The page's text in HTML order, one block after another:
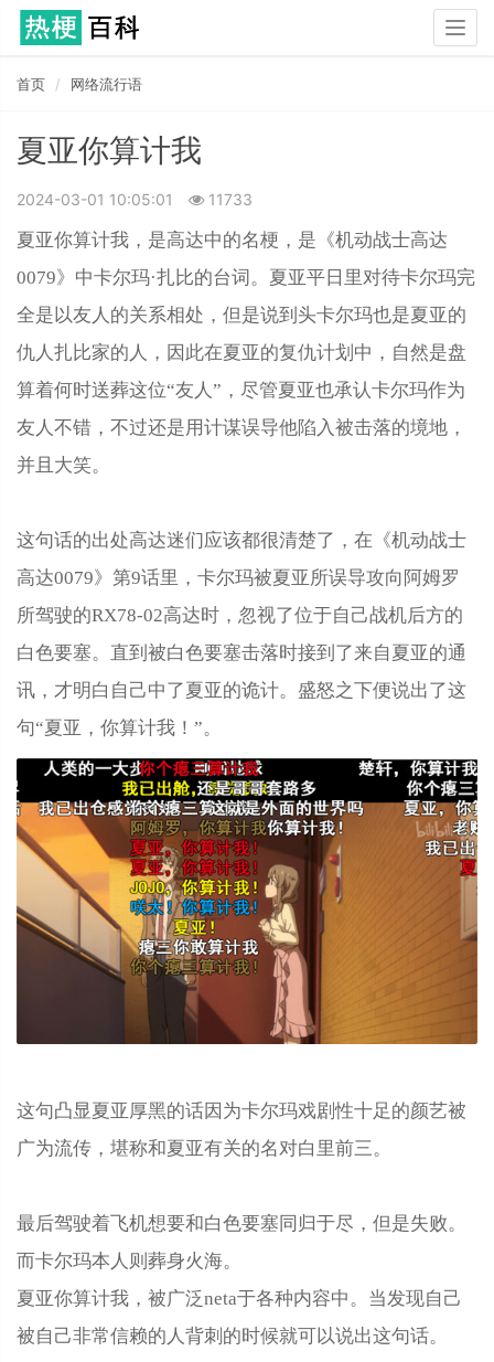
首页 网络流行语
夏亚你算计我
2024-03-01 10:05:01 11733
夏亚你算计我，是高达中的名梗，是《机动战士高达
0079》中卡尔玛·扎比的台词。夏亚平日里对待卡尔玛完
全是以友人的关系相处，但是说到头卡尔玛也是夏亚的
仇人扎比家的人，因此在夏亚的复仇计划中，自然是盘
算着何时送葬这位“友人”，尽管夏亚也承认卡尔玛作为
友人不错，不过还是用计谋误导他陷入被击落的境地，
并且大笑。
这句话的出处高达迷们应该都很清楚了，在《机动战士
高达0079》第9话里，卡尔玛被夏亚所误导攻向阿姆罗
所驾驶的RX78-02高达时，忽视了位于自己战机后方的
白色要塞。直到被白色要塞击落时接到了来自夏亚的通
讯，才明白自己中了夏亚的诡计。盛怒之下便说出了这
句“夏亚，你算计我！”。
这句凸显夏亚厚黑的话因为卡尔玛戏剧性十足的颜艺被
广为流传，堪称和夏亚有关的名对白里前三。
最后驾驶着飞机想要和白色要塞同归于尽，但是失败。
而卡尔玛本人则葬身火海。
夏亚你算计我，被广泛neta于各种内容中。当发现自己
被自己非常信赖的人背刺的时候就可以说出这句话。